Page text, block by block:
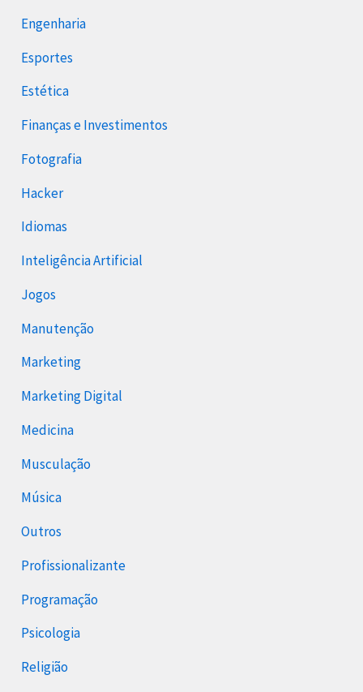
Engenharia
Esportes
Estética
Finanças e Investimentos
Fotografia
Hacker
Idiomas
Inteligência Artificial
Jogos
Manutenção
Marketing
Marketing Digital
Medicina
Musculação
Música
Outros
Profissionalizante
Programação
Psicologia
Religião